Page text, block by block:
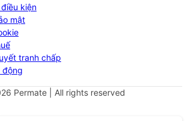
kiện
mật
tranh chấp
động
Permate | All rights reserved